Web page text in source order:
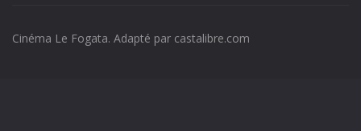
Cinéma Le Fogata. Adapté par castalibre.com